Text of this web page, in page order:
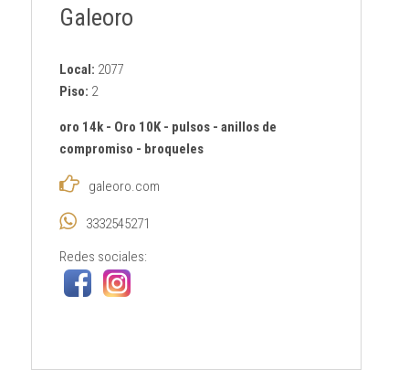
Galeoro
Local: 2077
Piso: 2
oro 14k- Oro 10K- pulsos- anillos de
compromiso - broqueles
galeoro.com
3332545271
Redes sociales: